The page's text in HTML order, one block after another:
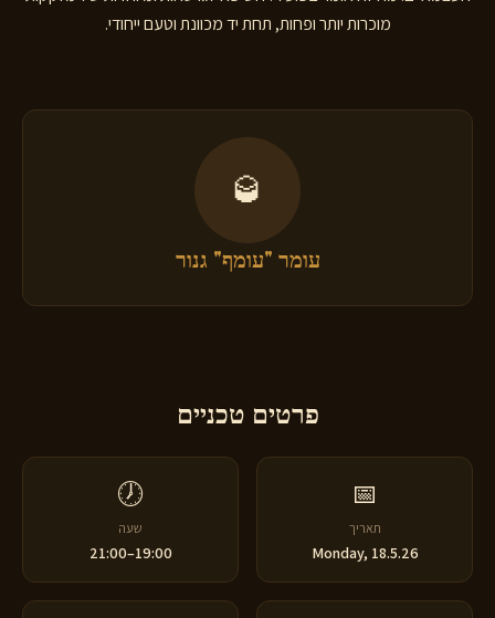
מוכרות יותר ופחות, תחת יד מכוונת וטעם ייחודי.
🥃
עומר "עומף" גנור
פרטים טכניים
📅
תאריך
Monday, 18.5.26
🕖
שעה
19:00–21:00